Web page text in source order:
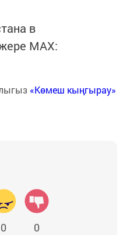
в
MАХ:
«Көмеш кыңгырау»
0 0